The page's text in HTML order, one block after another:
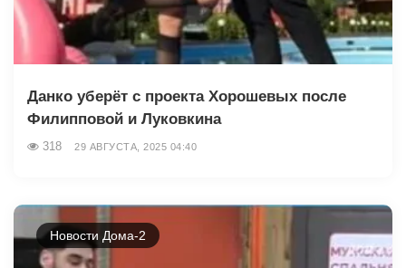
Данко уберёт с проекта Хорошевых после
Филипповой и Луковкина
318 29 АВГУСТА, 2025 04:40
Новости Дома-2